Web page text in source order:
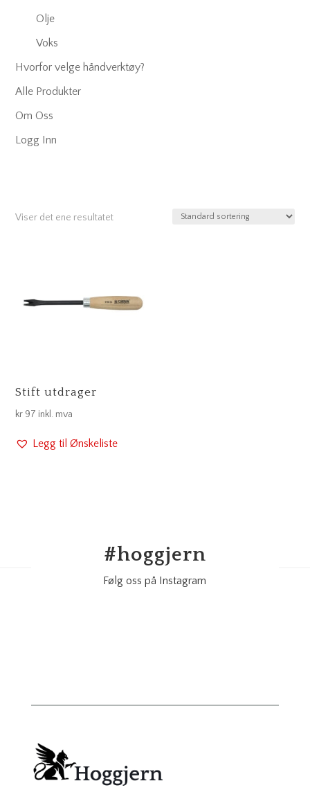
Olje
Voks
Hvorfor velge håndverktøy?
Alle Produkter
Om Oss
Logg Inn
Viser det ene resultatet
Stift utdrager
kr 97 inkl. mva
Legg til Ønskeliste
#hoggjern
Følg oss på Instagram